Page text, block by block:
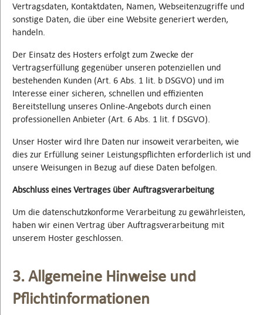
Vertragsdaten, Kontaktdaten, Namen, Webseitenzugriffe und
sonstige Daten, die über eine Website generiert werden,
handeln.
Der Einsatz des Hosters erfolgt zum Zwecke der
Vertragserfüllung gegenüber unseren potenziellen und
bestehenden Kunden (Art. 6 Abs. 1 lit. b DSGVO) und im
Interesse einer sicheren, schnellen und effizienten
Bereitstellung unseres Online-Angebots durch einen
professionellen Anbieter (Art. 6 Abs. 1 lit. f DSGVO).
Unser Hoster wird Ihre Daten nur insoweit verarbeiten, wie
dies zur Erfüllung seiner Leistungspflichten erforderlich ist und
unsere Weisungen in Bezug auf diese Daten befolgen.
Abschluss eines Vertrages über Auftragsverarbeitung
Um die datenschutzkonforme Verarbeitung zu gewährleisten,
haben wir einen Vertrag über Auftragsverarbeitung mit
unserem Hoster geschlossen.
3. Allgemeine Hinweise und
Pflichtinformationen